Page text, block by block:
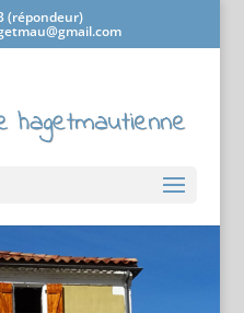
(répondeur)